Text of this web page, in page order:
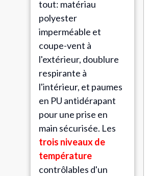
tout: matériau
polyester
imperméable et
coupe-vent à
l'extérieur, doublure
respirante à
l'intérieur, et paumes
en PU antidérapant
pour une prise en
main sécurisée. Les
trois niveaux de
température
contrôlables d'un